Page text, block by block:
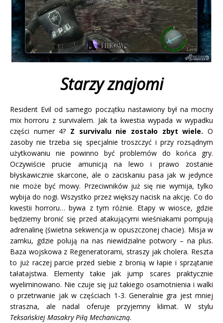
Starzy znajomi
Resident Evil od samego początku nastawiony był na mocny
mix horroru z survivalem. Jak ta kwestia wypada w wypadku
części numer 4? Z survivalu nie zostało zbyt wiele. O
zasoby nie trzeba się specjalnie troszczyć i przy rozsądnym
użytkowaniu nie powinno być problemów do końca gry.
Oczywiście prucie amunicją na lewo i prawo zostanie
błyskawicznie skarcone, ale o zaciskaniu pasa jak w jedynce
nie może być mowy. Przeciwników już się nie wymija, tylko
wybija do nogi. Wszystko przez większy nacisk na akcję. Co do
kwestii horroru… bywa z tym różnie. Etapy w wiosce, gdzie
będziemy bronić się przed atakującymi wieśniakami pompują
adrenalinę (świetna sekwencja w opuszczonej chacie). Misja w
zamku, gdzie polują na nas niewidzialne potwory – na plus.
Baza wojskowa z Regeneratorami, straszy jak cholera. Reszta
to już raczej parcie przed siebie z bronią w łapie i sprzątanie
tałatajstwa. Elementy takie jak jump scares praktycznie
wyeliminowano. Nie czuje się już takiego osamotnienia i walki
o przetrwanie jak w częściach 1-3. Generalnie gra jest mniej
straszna, ale nadal oferuje przyjemny klimat. W stylu
Teksańskiej Masakry Piłą Mechaniczną.